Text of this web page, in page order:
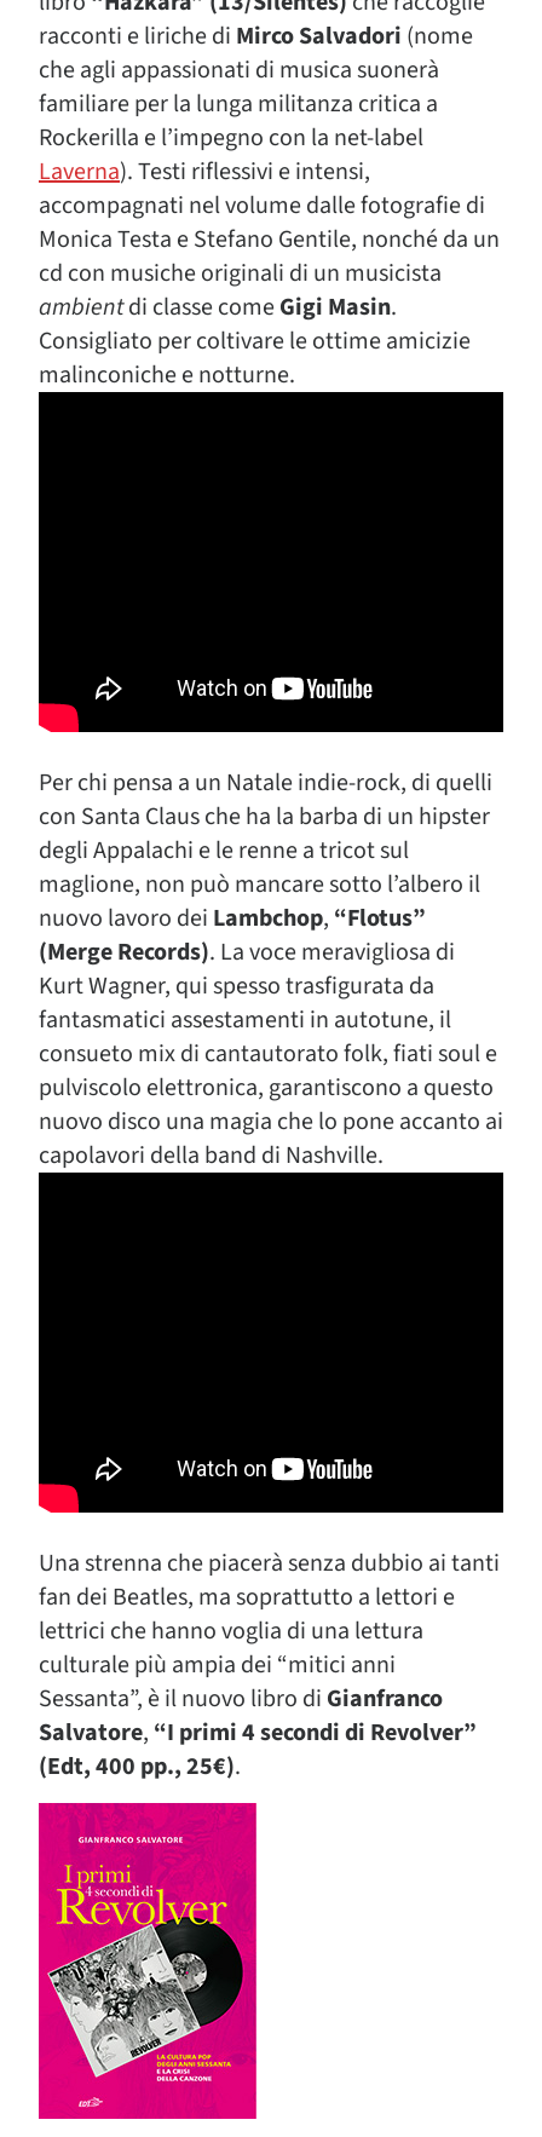
racconti e liriche di Mirco Salvadori (nome
che agli appassionati di musica suonerà
familiare per la lunga militanza critica a
Rockerilla e l’impegno con la net-label
Laverna). Testi riflessivi e intensi,
accompagnati nel volume dalle fotografie di
Monica Testa e Stefano Gentile, nonché da un
cd con musiche originali di un musicista
ambientdi classe comeGigi Masin.
Consigliato per coltivare le ottime amicizie
malinconiche e notturne.
Per chi pensa a un Natale indie-rock, di quelli
con Santa Claus che ha la barba di un hipster
degli Appalachi e le renne a tricot sul
maglione, non può mancare sotto l’albero il
nuovo lavoro dei Lambchop, “Flotus”
(Merge Records). La voce meravigliosa di
Kurt Wagner, qui spesso trasfigurata da
fantasmatici assestamenti in autotune, il
consueto mix di cantautorato folk, fiati soul e
pulviscolo elettronica, garantiscono a questo
nuovo disco una magia che lo pone accanto ai
capolavori della band di Nashville.
Una strenna che piacerà senza dubbio ai tanti
fan dei Beatles, ma soprattutto a lettori e
lettrici che hanno voglia di una lettura
culturale più ampia dei “mitici anni
Sessanta”, è il nuovo libro di Gianfranco
Salvatore, “I primi 4 secondi di Revolver”
(Edt, 400 pp., 25€).